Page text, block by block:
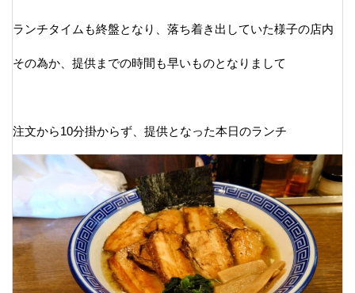
ランチタイムも終盤となり、落ち着き出していた様子の店内
その為か、提供までの時間も早いものとなりまして
注文から10分掛からず、提供となった本日のランチ